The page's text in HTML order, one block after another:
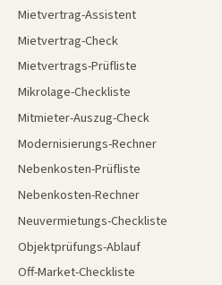
Mietvertrag-Assistent
Mietvertrag-Check
Mietvertrags-Prüfliste
Mikrolage-Checkliste
Mitmieter-Auszug-Check
Modernisierungs-Rechner
Nebenkosten-Prüfliste
Nebenkosten-Rechner
Neuvermietungs-Checkliste
Objektprüfungs-Ablauf
Off-Market-Checkliste